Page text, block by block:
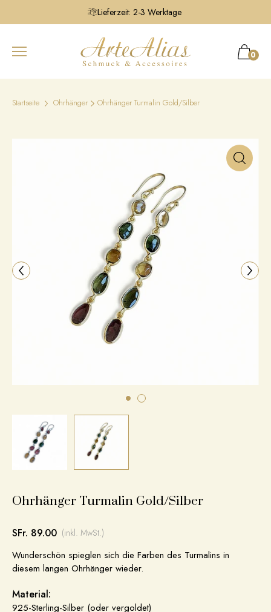
Lieferzeit: 2-3 Werktage
0
Startseite Ohrhänger Ohrhänger Turmalin Gold/Silber
Ohrhänger Turmalin Gold/Silber
SFr. 89.00 (inkl. MwSt.)
Wunderschön spieglen sich die Farben des Turmalins in
diesem langen Ohrhänger wieder.
Material:
925-Sterling-Silber (oder vergoldet)